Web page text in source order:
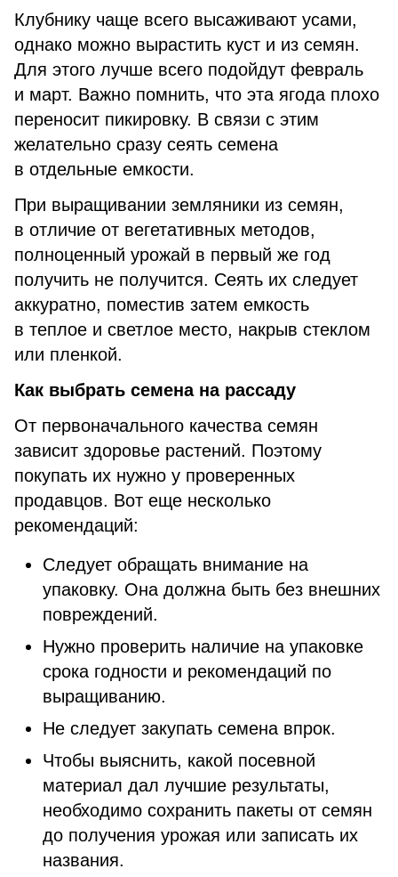
Клубнику чаще всего высаживают усами,
однако можно вырастить куст и из семян.
Для этого лучше всего подойдут февраль
и март. Важно помнить, что эта ягода плохо
переносит пикировку. В связи с этим
желательно сразу сеять семена
в отдельные емкости.
При выращивании земляники из семян,
в отличие от вегетативных методов,
полноценный урожай в первый же год
получить не получится. Сеять их следует
аккуратно, поместив затем емкость
в теплое и светлое место, накрыв стеклом
или пленкой.
Как выбрать семена на рассаду
От первоначального качества семян
зависит здоровье растений. Поэтому
покупать их нужно у проверенных
продавцов. Вот еще несколько
рекомендаций:
Следует обращать внимание на
упаковку. Она должна быть без внешних
повреждений.
Нужно проверить наличие на упаковке
срока годности и рекомендаций по
выращиванию.
Не следует закупать семена впрок.
Чтобы выяснить, какой посевной
материал дал лучшие результаты,
необходимо сохранить пакеты от семян
до получения урожая или записать их
названия.